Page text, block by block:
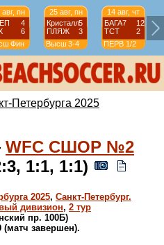
авг, пн
4
6
Фин
25 авг, пн
Кристалл5
ПЛЯЖ
3
Высш 3-4
14 авг, чт
БАГА7
12
ТСТ
2
ПЕРВ 1/2
Петербурга 2025
WFC СШОР №2
1:1, 1:1)
2025, Санкт-Петербург.
дивизион, 2 тур
пр. 100Б)
(матч завершен).